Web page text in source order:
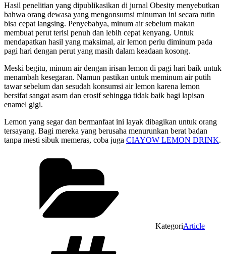
Hasil penelitian yang dipublikasikan di jurnal Obesity menyebutkan
bahwa orang dewasa yang mengonsumsi minuman ini secara rutin
bisa cepat langsing. Penyebabya, minum air sebelum makan
membuat perut terisi penuh dan lebih cepat kenyang. Untuk
mendapatkan hasil yang maksimal, air lemon perlu diminum pada
pagi hari dengan perut yang masih dalam keadaan kosong.
Meski begitu, minum air dengan irisan lemon di pagi hari baik untuk
menambah kesegaran. Namun pastikan untuk meminum air putih
tawar sebelum dan sesudah konsumsi air lemon karena lemon
bersifat sangat asam dan erosif sehingga tidak baik bagi lapisan
enamel gigi.
Lemon yang segar dan bermanfaat ini layak dibagikan untuk orang
tersayang. Bagi mereka yang berusaha menurunkan berat badan
tanpa mesti sibuk memeras, coba juga CIAYOW LEMON DRINK.
KategoriArticle